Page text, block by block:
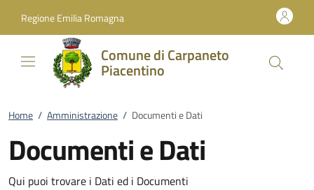
Regione Emilia Romagna
Comune di Carpaneto
Piacentino
Home / Amministrazione / Documenti e Dati
Documenti e Dati
Qui puoi trovare i Dati ed i Documenti